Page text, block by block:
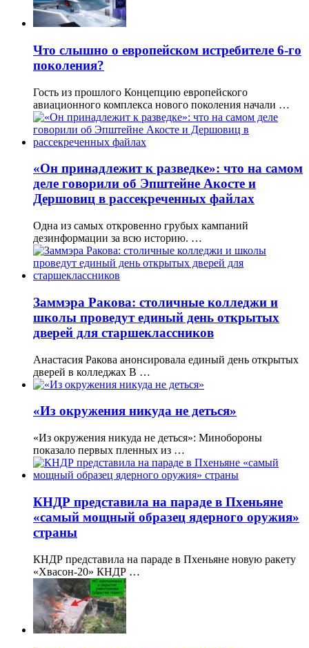
Что слышно о европейском истребителе 6-го
поколения?
Гость из прошлого Концепцию европейского
авиационного комплекса нового поколения начали …
«Он принадлежит к разведке»: что на самом
деле говорили об Эпштейне Акосте и
Дершовиц в рассекреченных файлах
Одна из самых откровенно грубых кампаний
дезинформации за всю историю. …
Заммэра Ракова: столичные колледжи и
школы проведут единый день открытых
дверей для старшеклассников
Анастасия Ракова анонсировала единый день открытых
дверей в колледжах В …
«Из окружения никуда не деться»
«Из окружения никуда не деться»: Минобороны
показало первых пленных из …
КНДР представила на параде в Пхеньяне
«самый мощный образец ядерного оружия»
страны
КНДР представила на параде в Пхеньяне новую ракету
«Хвасон-20» КНДР …